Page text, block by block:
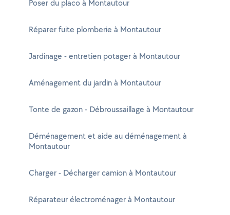
Poser du placo à Montautour
Réparer fuite plomberie à Montautour
Jardinage - entretien potager à Montautour
Aménagement du jardin à Montautour
Tonte de gazon - Débroussaillage à Montautour
Déménagement et aide au déménagement à
Montautour
Charger - Décharger camion à Montautour
Réparateur électroménager à Montautour